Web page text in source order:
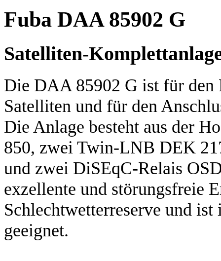
Fuba DAA 85902 G
Satelliten-
Die DAA 85902 G ist für den
Satelliten und für den
Die Anlage besteht aus der
850, zwei Twin-LNB DEK
und zwei DiSEqC-Relais
exzellente und störungsfreie
Schlechtwetterreserve und
geeignet.